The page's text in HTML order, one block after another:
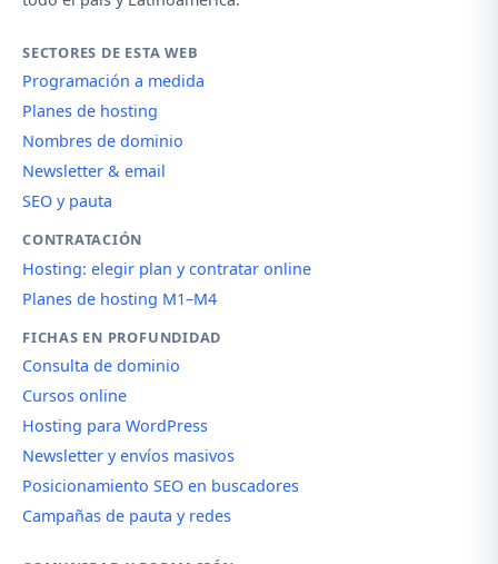
SECTORES DE ESTA WEB
Programación a medida
Planes de hosting
Nombres de dominio
Newsletter & email
SEO y pauta
CONTRATACIÓN
Hosting: elegir plan y contratar online
Planes de hosting M1–M4
FICHAS EN PROFUNDIDAD
Consulta de dominio
Cursos online
Hosting para WordPress
Newsletter y envíos masivos
Posicionamiento SEO en buscadores
Campañas de pauta y redes